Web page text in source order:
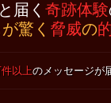
届く 奇跡体験
驚く 脅威の
件以上のメッセージが